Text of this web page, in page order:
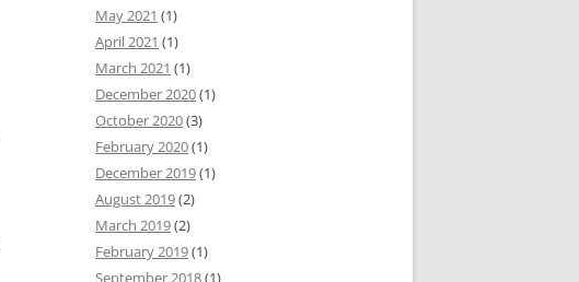
May 2021 (1)
April 2021 (1)
March 2021 (1)
December 2020(1)
October 2020(3)
February 2020(1)
December 2019(1)
August 2019(2)
March 2019(2)
February 2019(1)
September 2018(1)